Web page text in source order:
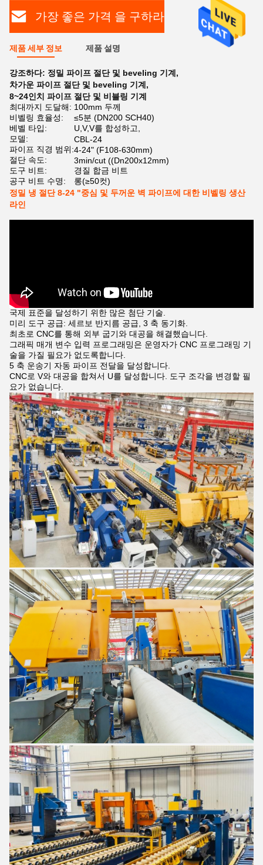
가장 좋은 가격 을 구하라
제품 세부 정보 제품 설명
강조하다: 정밀 파이프 절단 및 beveling 기계 ,
차가운 파이프 절단 및 beveling 기계 ,
8~24인치 파이프 절단 및 비블링 기계
최대까지 도달해: 100mm 두께
비벨링 효율성:
≤5분 (DN200 SCH40)
베벨 타입:
U,V,V를 합성하고,
모델:
CBL-24
파이프 직경 범위:4-24" (F108-630mm)
절단 속도:
3min/cut ((Dn200x12mm)
도구 비트:
경질 합금 비트
공구 비트 수명:
롱(≥50컷)
정밀 냉 절단 8-24 "중심 및 두꺼운 벽 파이프에 대한 비벨링 생산
라인
국제 표준을 달성하기 위한 많은 첨단 기술.
미리 도구 공급: 세르보 반지름 공급, 3 축 동기화.
최초로 CNC를 통해 외부 굽기와 대공을 해결했습니다.
그래픽 매개 변수 입력 프로그래밍은 운영자가 CNC 프로그래밍 기
술을 가질 필요가 없도록합니다.
5 축 운송기 자동 파이프 전달을 달성합니다.
CNC로 V와 대공을 합쳐서 U를 달성합니다. 도구 조각을 변경할 필
요가 없습니다.